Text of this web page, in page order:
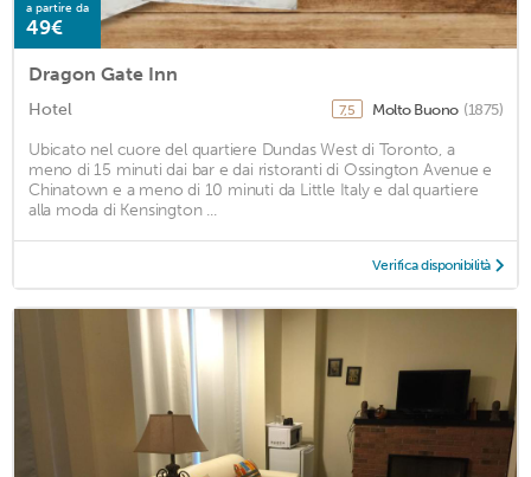
a partire da
49€
Dragon Gate Inn
Hotel 7,5 Molto Buono (1875)
Ubicato nel cuore del quartiere Dundas West di Toronto, a
meno di 15 minuti dai bar e dai ristoranti di Ossington Avenue e
Chinatown e a meno di 10 minuti da Little Italy e dal quartiere
alla moda di Kensington ...
Verifica disponibilità